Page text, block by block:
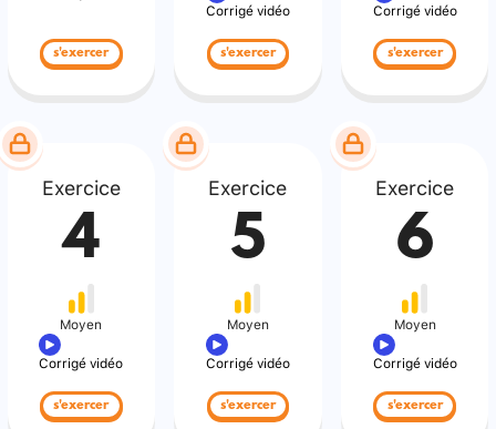
s'exercer
Corrigé vidéo
s'exercer
Corrigé vidéo
s'exercer
Exercice
4
Moyen
Corrigé vidéo
s'exercer
Exercice
5
Moyen
Corrigé vidéo
s'exercer
Exercice
6
Moyen
Corrigé vidéo
s'exercer